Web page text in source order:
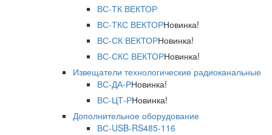
ВС-ТК ВЕКТОР
ВС-ТКС ВЕКТОРНовинка!
ВС-СК ВЕКТОРНовинка!
ВС-СКС ВЕКТОРНовинка!
Извещатели технологические радиоканальные
ВС-ДА-РНовинка!
ВС-ЦТ-РНовинка!
Дополнительное оборудование
ВС-USB-RS485-116